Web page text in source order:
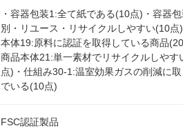
・容器包装1:全て紙である(10点)・容器
別・リユース・リサイクルしやすい(10点
本体19:原料に認証を取得している商品(20
商品本体21:単一素材でリサイクルしやす
点)・仕組み30-1:温室効果ガスの削減に
でいる(10点)
FSC認証製品